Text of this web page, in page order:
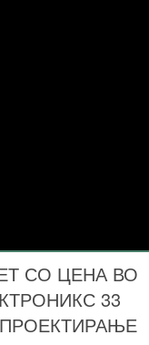
СО ЦЕНА ВО
33
ПРОЕКТИРАЊЕ